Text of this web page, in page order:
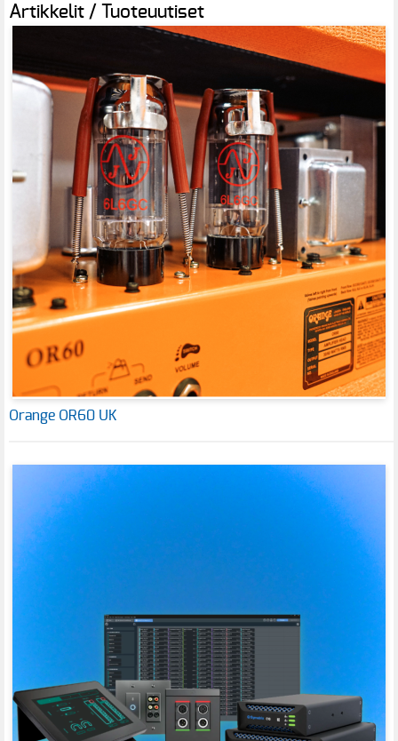
Artikkelit / Tuoteuutiset
Orange OR60 UK